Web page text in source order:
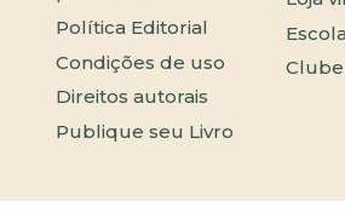
Política Editorial
Condições de uso
Direitos autorais
Publique seu Livro